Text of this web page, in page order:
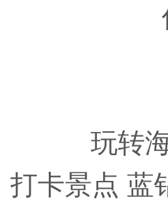
玩转
打卡景点 蓝